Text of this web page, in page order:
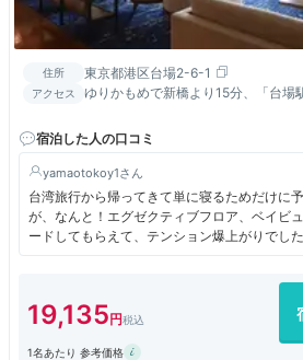
住所 東京都港区台場2-6-1
アクセス
ゆりかもめで新橋より15分、「台場
宿泊した人の口コミ
yamaotokoy1
台湾旅行から帰ってきて単に寝るためだけに
が、なんと！エグゼクティブフロア、ベイビ
ードしてもらえて、テンション爆上がりでした
レインボーブリッジや東京タワーも見える高
19,135
1名あたり 参考価格